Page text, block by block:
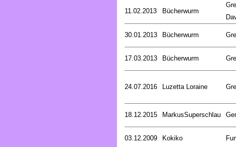
11.02.2013 Bücherwurm
30.01.2013 Bücherwurm
17.03.2013 Bücherwurm
24.07.2016 Luzetta Loraine
18.12.2015 MarkusSuperschlau
03.12.2009 Kokiko